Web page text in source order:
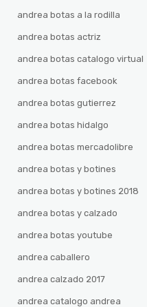
andrea botas a la rodilla
andrea botas actriz
andrea botas catalogo virtual
andrea botas facebook
andrea botas gutierrez
andrea botas hidalgo
andrea botas mercadolibre
andrea botas y botines
andrea botas y botines 2018
andrea botas y calzado
andrea botas youtube
andrea caballero
andrea calzado 2017
andrea catalogo andrea